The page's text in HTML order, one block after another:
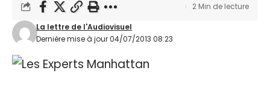
Dernière mise à jour 04/07/2013 08:23
La lettre de l'Audiovisuel
2 Min de lecture